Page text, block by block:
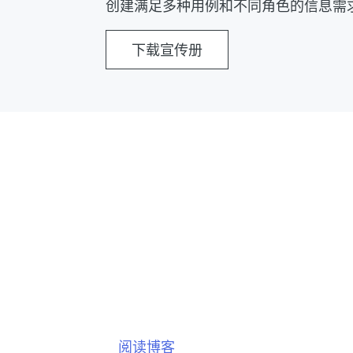
创建满足多种用例和不同角色的信息需
下载宣传册
阅读博客